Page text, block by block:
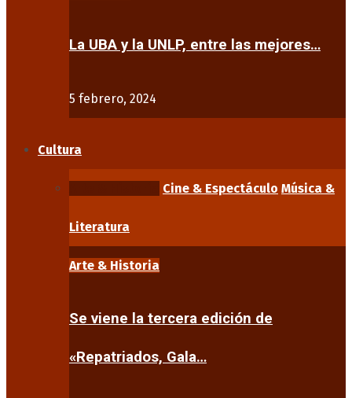
La UBA y la UNLP, entre las mejores…
5 febrero, 2024
Cultura
Cine & Espectáculo Música &
Literatura
Arte & Historia
Se viene la tercera edición de
«Repatriados, Gala…